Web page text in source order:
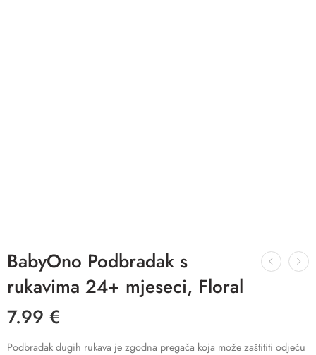
BabyOno Podbradak s
rukavima 24+ mjeseci, Floral
7.99 €
Podbradak dugih rukava je zgodna pregača koja može zaštititi odjeću